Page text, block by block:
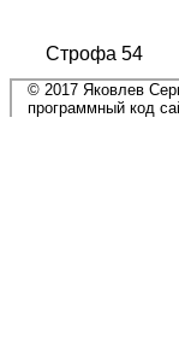
Строфа 54
© 2017 Яковлев
программный код